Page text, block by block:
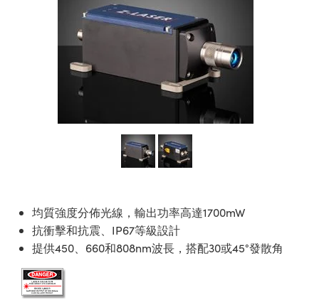
| 繞射光柵
| 光學組装
| 雷射光學
| 超快光學
Sputtering) Coated Optics |
鍍）鍍膜光學元件
Assemblies | 雷射光學元件組
| 雷射分光鏡
| 雷射顯微鏡
Isolators | 晶體和隔離器
| 雷射稜鏡
and Slides | 平臺和滑塊
Objectives
Objectives | 有限共軛物鏡
| 反射物鏡
| 顯微鏡濾光片
Lenses | 變焦鏡頭模組
| 顯微鏡標靶
| 雷射配件
Lenses for Harsh Environments
| 影視製作和高級攝影
Cameras | Allied Vision 相機
| Basler 相機
Cameras | IDS 相機
and Roughness Standards | 表
Tools | 量測工具
Components | 主動光學元件
| 暗室器材
Accessories | UV固化設備
Development Systems
Optical Company
and Detection
| 清倉相機
| 清倉照明
and Production | 清倉實驗室
| 重新認證相機
| 重新認證照明
and Detection
and Production | 重新認證實
均質強度分佈光線，輸出功率高達1700mW
抗衝擊和抗震、IP67等級設計
提供450、660和808nm波長，搭配30或45°發散角